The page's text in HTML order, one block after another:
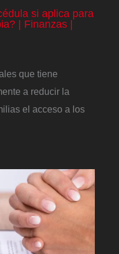
si aplica para
| Finanzas |
que tiene
a reducir la
el acceso a los